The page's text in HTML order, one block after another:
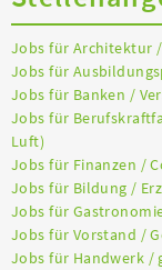
Jobs für Architektur
Jobs für
Jobs für Banken /
Jobs für
Luft)
Jobs für Finanzen /
Jobs für Bildung /
Jobs für
Jobs für Vorstand /
Jobs für Handwerk /